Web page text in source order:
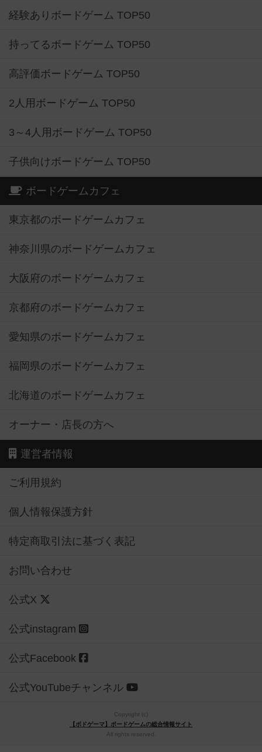
経験ありボードゲーム TOP50
持ってるボードゲーム TOP50
高評価ボードゲーム TOP50
2人用ボードゲーム TOP50
3～4人用ボードゲーム TOP50
子供向けボードゲーム TOP50
ボードゲームカフェ
東京都のボードゲームカフェ
神奈川県のボードゲームカフェ
大阪府のボードゲームカフェ
京都府のボードゲームカフェ
愛知県のボードゲームカフェ
福岡県のボードゲームカフェ
北海道のボードゲームカフェ
オーナー・店長の方へ
運営者情報
ご利用規約
個人情報保護方針
特定商取引法に基づく表記
お問い合わせ
公式X
公式instagram
公式Facebook
公式YouTubeチャンネル
Copyright (c)
【ボドゲーマ】ボードゲームの総合情報サイト
All rights reserved.